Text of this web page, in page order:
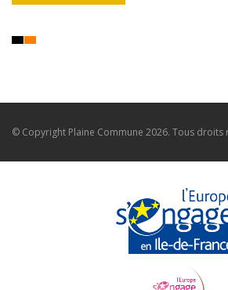
© Copyright Plaine Commune 2026. Tous droits